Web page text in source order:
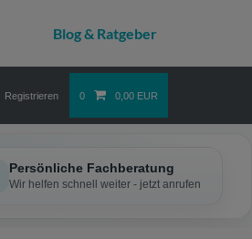
Registrieren 0 0,00 EUR
Persönliche Fachberatung
Wir helfen schnell weiter - jetzt anrufen